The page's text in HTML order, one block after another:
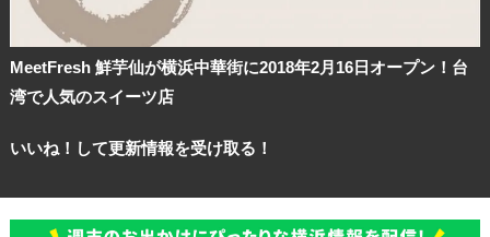
MeetFresh 鮮芋仙が横浜中華街に2018年2月16日オープン！台
湾で人気のスイーツ店
いいね！して更新情報を受け取る！